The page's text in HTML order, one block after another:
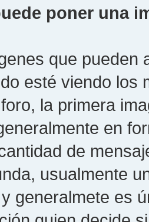
poner una
que pueden
esté viendo los
la primera
en
de
usualmente
generalmete es